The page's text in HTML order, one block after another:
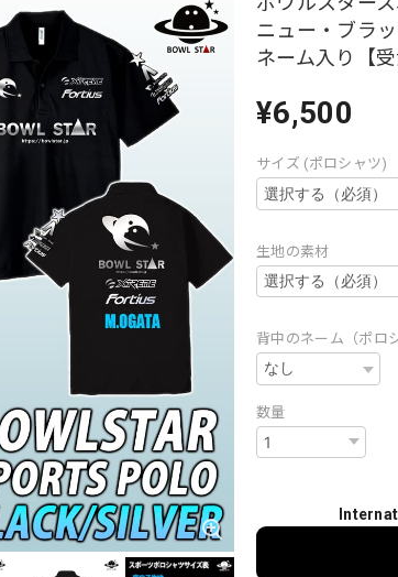
ニュー・ブラ
ネーム入り【
¥6,500
サイズ (ポロシャツ)
生地の素材
背中のネーム（ポロ
数量